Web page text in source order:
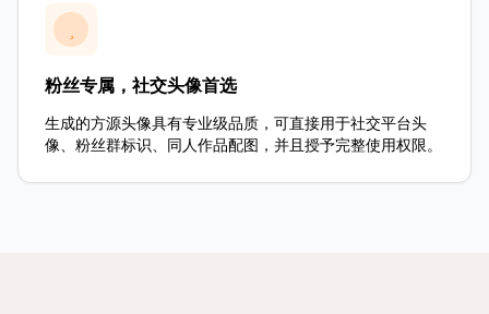
粉丝专属，社交头像首选
生成的方源头像具有专业级品质，可直接用于社交平台头
像、粉丝群标识、同人作品配图，并且授予完整使用权限。